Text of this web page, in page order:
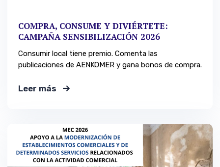
COMPRA, CONSUME Y DIVIÉRTETE:
CAMPAÑA SENSIBILIZACIÓN 2026
Consumir local tiene premio. Comenta las
publicaciones de AENKOMER y gana bonos de compra.
Leer más